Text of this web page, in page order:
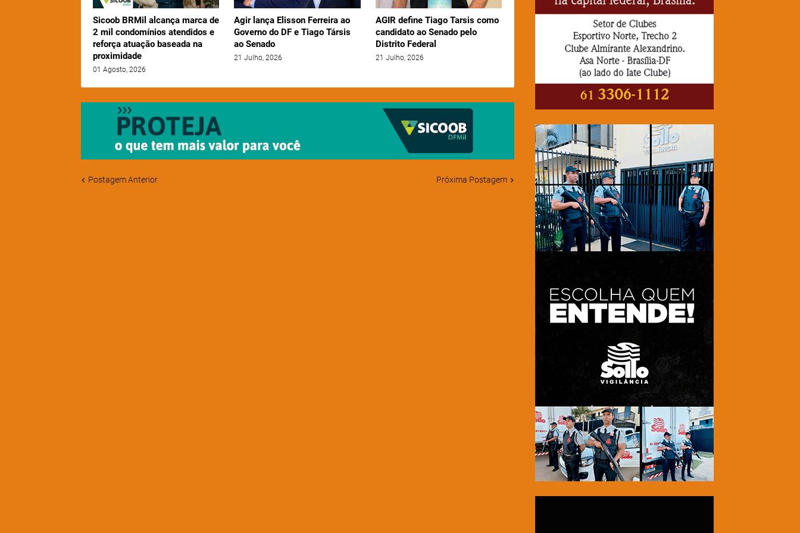
Sicoob BRMil alcança marca de
2 mil condomínios atendidos e
reforça atuação baseada na
proximidade
01 Agosto, 2026
Agir lança Elisson Ferreira ao
Governo do DF e Tiago Társis
ao Senado
21 Julho, 2026
AGIR define Tiago Tarsis como
candidato ao Senado pelo
Distrito Federal
21 Julho, 2026
Postagem Anterior Próxima Postagem